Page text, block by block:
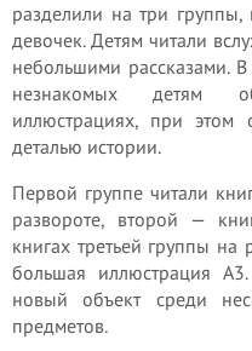
разделили на три
девочек. Детям читали
небольшими рассказами.
незнакомых детям
иллюстрациях, при этом
деталью истории.
Первой группе читали
развороте, второй —
книгах третьей группы на
большая иллюстрация
новый объект среди
предметов.